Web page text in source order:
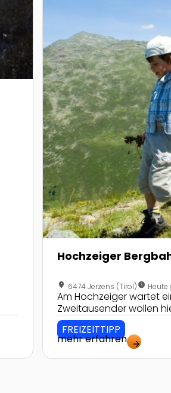
Hochzeiger
location_on 6474 Jerzens (Tirol)nest_clock_farsight_analog
Am Hochzeiger wartet
Zweitausender wollen
FREIZEITTIPP
mehr erfahren arrow_forward